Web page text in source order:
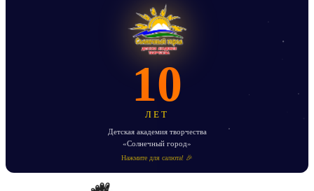
10
ЛЕТ
Детская академия творчества
«Солнечный город»
Нажмите для салюта! 🎉